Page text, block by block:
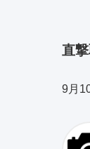
直
9月